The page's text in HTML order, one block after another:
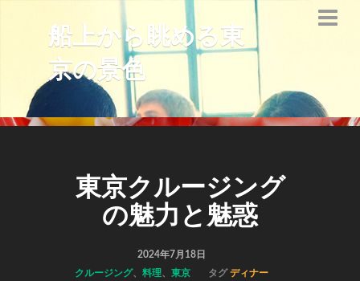
船上から眺める東
京の景色
東京クルージング
の魅力と魅惑
2024年7月18日
クルージング、料理、東京 タグディナー